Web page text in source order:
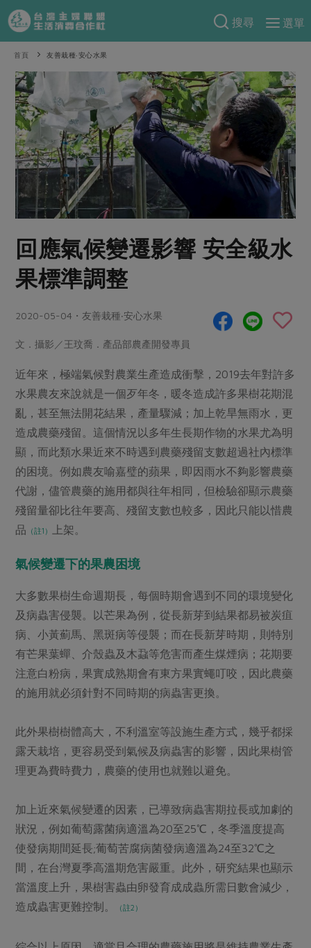
搜尋
選單
產品分類
當季蔬果
一籃菜 當令水果
芽苗類 蕈菇類
辛香料類
奶蛋豆・五穀
蛋 乳製品
豆製品 米麵雜糧
肉品・水產
畜產肉類 水產
水畜加工品
調理食材・點心
調味醬料/南北貨 烘焙
休閒零嘴 沖泡飲品
保健食品
居家好物
美妝保養
日用品
防災用品
最新產品
優惠專區
樂齡友善
食譜料理
食材
米食
麵食
肉食
海鮮
常備菜
蔬食
蛋料理
料理方式
醬料
湯品．鍋物
漬物
涼拌沙拉
飲品
主題食譜
異國料理
年菜食譜
養身食補
節慶大餐
高麗菜海鮮煎餅
特別企畫
預購活動
把最好的台灣味帶回家！
防災用品預購圓滿結束
更多預購活動
合作25-經典快閃最後一週
合作25-精選產品第四彈
更多當季產品
議題活動
主婦聯盟X樂齡網特約優惠案
2024農業發展計畫年度報告
傳到心坎裡，誠心又澎派
綠主張
觀點文章
主婦食堂 一籃菜真心話
社內大小事 合作聯合國
產品故事
樂齡生活
廚房瑜伽
減硝酸鹽 惜食
非基改運動 支持本土農糧
廢核運動 能源議題
減添加物 減塑減廢
更多議題
典藏閱覽室
關於合作社
關於我們
合作社組織
產品檢驗
自主把關
檢驗報告
硝酸鹽檢驗
社員權益
合作社法規
社務專區
最新消息
媒體報導
下載專區
地區活動
活動報下載
首頁 友善栽種‧安心水果
回應氣候變遷影響 安全級水
果標準調整
2020-05-04・友善栽種‧安心水果
文．攝影／王玟喬．產品部農產開發專員
近年來，極端氣候對農業生產造成衝擊，2019去年對許多
水果農友來說就是一個歹年冬，暖冬造成許多果樹花期混
亂，甚至無法開花結果，產量驟減；加上乾旱無雨水，更
造成農藥殘留。這個情況以多年生長期作物的水果尤為明
顯，而此類水果近來不時遇到農藥殘留支數超過社內標準
的困境。例如農友喻嘉璧的蘋果，即因雨水不夠影響農藥
代謝，儘管農藥的施用都與往年相同，但檢驗卻顯示農藥
殘留量卻比往年要高、殘留支數也較多，因此只能以惜農
品
（註1） 上架。
氣候變遷下的果農困境
大多數果樹生命週期長，每個時期會遇到不同的環境變化
及病蟲害侵襲。以芒果為例，從長新芽到結果都易被炭疽
病、小黃薊馬、黑斑病等侵襲；而在長新芽時期，則特別
有芒果葉蟬、介殼蟲及木蝨等危害而產生煤煙病；花期要
注意白粉病，果實成熟期會有東方果實蠅叮咬，因此農藥
的施用就必須針對不同時期的病蟲害更換。
此外果樹樹體高大，不利溫室等設施生產方式，幾乎都採
露天栽培，更容易受到氣候及病蟲害的影響，因此果樹管
理更為費時費力，農藥的使用也就難以避免。
加上近來氣候變遷的因素，已導致病蟲害期拉長或加劇的
狀況，例如葡萄露菌病適溫為20至25℃，冬季溫度提高
使發病期間延長;葡萄苦腐病菌發病適溫為24至32℃之
間，在台灣夏季高溫期危害嚴重。此外，研究結果也顯示
當溫度上升，果樹害蟲由卵發育成成蟲所需日數會減少，
造成蟲害更難控制。
（註2）